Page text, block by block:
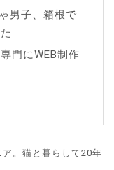
男子、箱根で
門にWEB制作
。猫と暮らして20年